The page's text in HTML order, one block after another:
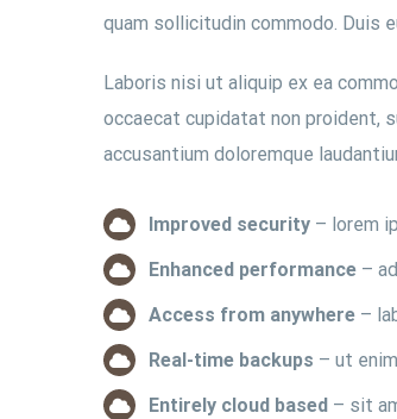
quam sollicitudin commodo. Duis
Laboris nisi ut aliquip ex ea
occaecat cupidatat non proident,
accusantium doloremque
Improved security – lorem
Enhanced performance –
Access from anywhere –
Real-time backups – ut
Entirely cloud based – sit